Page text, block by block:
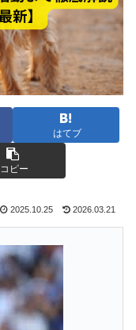
はてブ
コピー
2025.10.25 2026.03.21